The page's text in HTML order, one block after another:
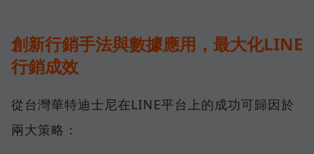
創新行銷手法與數據應用，最大化LINE
行銷成效
從台灣華特迪士尼在LINE平台上的成功可歸因於
兩大策略：